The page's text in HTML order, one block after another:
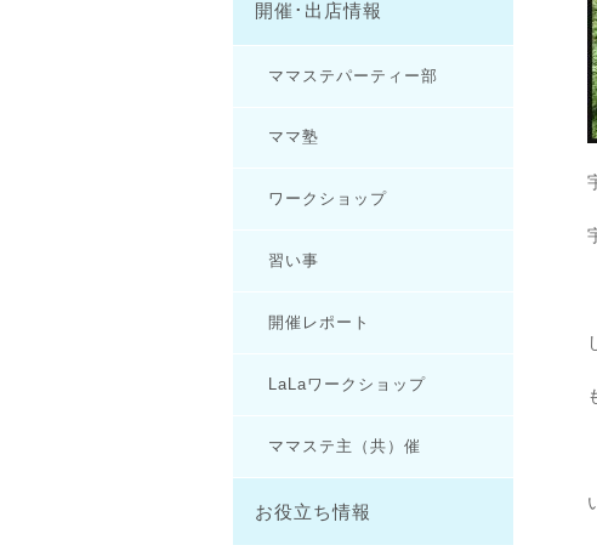
開催･出店情報
ママステパーティー部
ママ塾
ワークショップ
習い事
開催レポート
LaLaワークショップ
ママステ主（共）催
お役立ち情報